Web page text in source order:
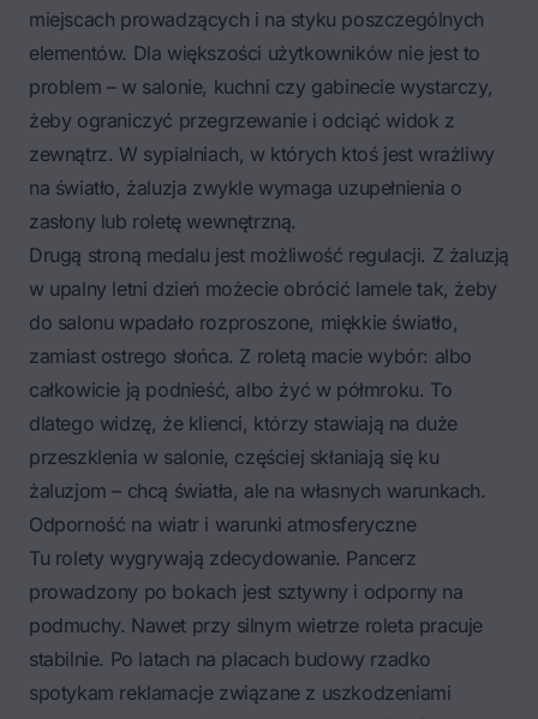
miejscach prowadzących i na styku poszczególnych
elementów. Dla większości użytkowników nie jest to
problem – w salonie, kuchni czy gabinecie wystarczy,
żeby ograniczyć przegrzewanie i odciąć widok z
zewnątrz. W sypialniach, w których ktoś jest wrażliwy
na światło, żaluzja zwykle wymaga uzupełnienia o
zasłony lub roletę wewnętrzną.
Drugą stroną medalu jest możliwość regulacji. Z żaluzją
w upalny letni dzień możecie obrócić lamele tak, żeby
do salonu wpadało rozproszone, miękkie światło,
zamiast ostrego słońca. Z roletą macie wybór: albo
całkowicie ją podnieść, albo żyć w półmroku. To
dlatego widzę, że klienci, którzy stawiają na duże
przeszklenia w salonie, częściej skłaniają się ku
żaluzjom – chcą światła, ale na własnych warunkach.
Odporność na wiatr i warunki atmosferyczne
Tu rolety wygrywają zdecydowanie. Pancerz
prowadzony po bokach jest sztywny i odporny na
podmuchy. Nawet przy silnym wietrze roleta pracuje
stabilnie. Po latach na placach budowy rzadko
spotykam reklamacje związane z uszkodzeniami